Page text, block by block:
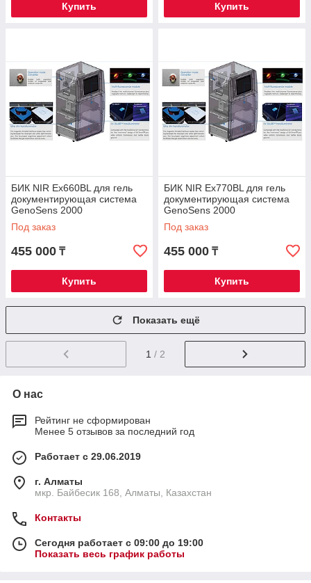
Купить Купить
БИК NIR Ex660BL для гель
документирующая система
GenoSens 2000
Под заказ
455 000 ₸
Купить
БИК NIR Ex770BL для гель
документирующая система
GenoSens 2000
Под заказ
455 000 ₸
Купить
Показать ещё
1 / 2
О нас
Рейтинг не сформирован
Менее 5 отзывов за последний год
Работает с 29.06.2019
г. Алматы
мкр. Байбесик 168, Алматы, Казахстан
Контакты
Сегодня работает с 09:00 до 19:00
Показать весь график работы